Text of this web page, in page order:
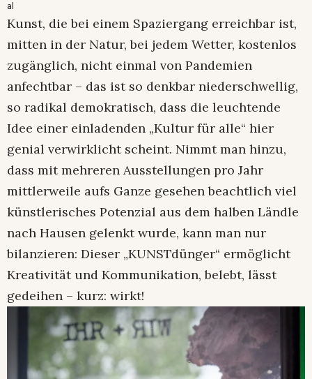
al
Kunst, die bei einem Spaziergang erreichbar ist,
mitten in der Natur, bei jedem Wetter, kostenlos
zugänglich, nicht einmal von Pandemien
anfechtbar – das ist so denkbar niederschwellig,
so radikal demokratisch, dass die leuchtende
Idee einer einladenden „Kultur für alle“ hier
genial verwirklicht scheint. Nimmt man hinzu,
dass mit mehreren Ausstellungen pro Jahr
mittlerweile aufs Ganze gesehen beachtlich viel
künstlerisches Potenzial aus dem halben Ländle
nach Hausen gelenkt wurde, kann man nur
bilanzieren: Dieser „KUNSTdünger“ ermöglicht
Kreativität und Kommunikation, belebt, lässt
gedeihen – kurz: wirkt!